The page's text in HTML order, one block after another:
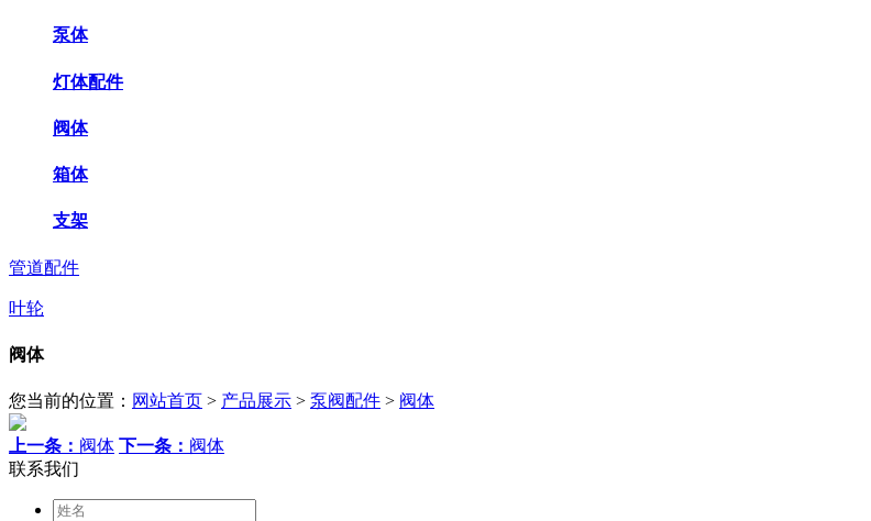
泵体
灯体配件
阀体
箱体
支架
管道配件
叶轮
阀体
您当前的位置： 网站首页 > 产品展示 > 泵阀配件 > 阀体
上一条： 阀体 下一条： 阀体
联系我们